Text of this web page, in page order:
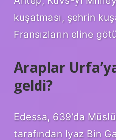
kuşatması, şehrin
Fransızların eline
Araplar
geldi?
Edessa, 639’da
tarafından Iyaz Bin